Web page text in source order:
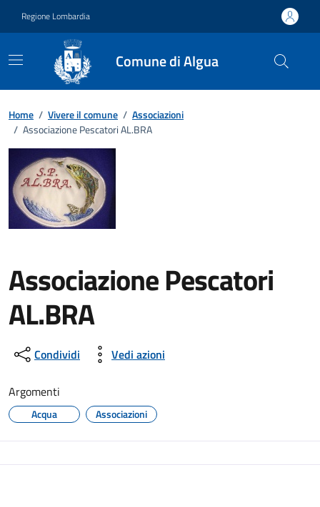
Regione Lombardia
Comune di Algua
Home / Vivere il comune / Associazioni
/ Associazione Pescatori AL.BRA
Associazione Pescatori
AL.BRA
Condividi Vedi azioni
Argomenti
Acqua Associazioni